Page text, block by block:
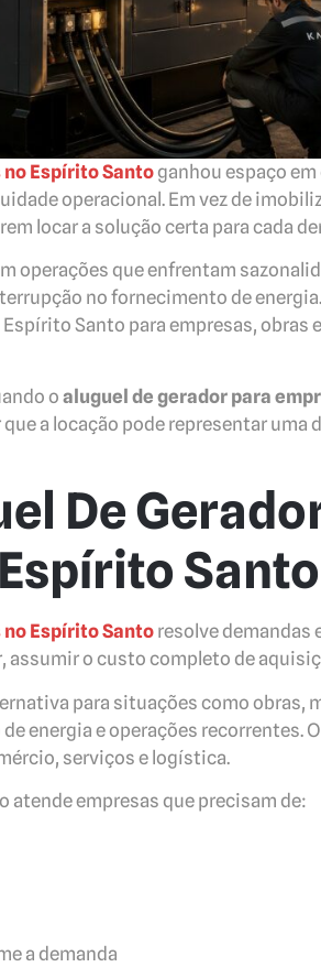
Espírito Santoganhou espaço
operacional. Em vez de
locar a solução certa para cada
operações que enfrentam
no fornecimento de
Santo para empresas, obras
o aluguel de gerador para
a locação pode representar
De
Espírito Santoresolve demandas
assumir o custo completo de
para situações como obras,
energia e operações recorrentes.
serviços e logística.
atende empresas que precisam de:
a demanda